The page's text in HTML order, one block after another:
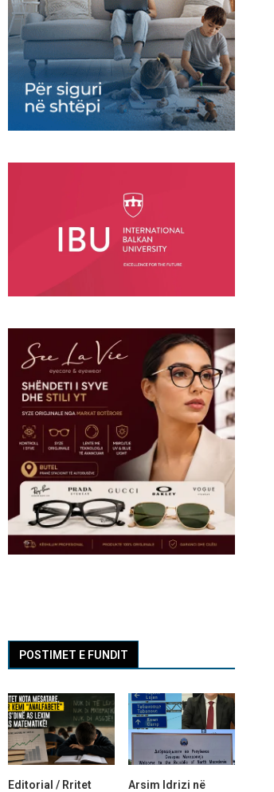
POSTIMET E FUNDIT
Editorial / Rritet
Arsim Idrizi në